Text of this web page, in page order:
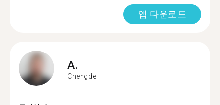
앱 다운로드
A.
Chengde